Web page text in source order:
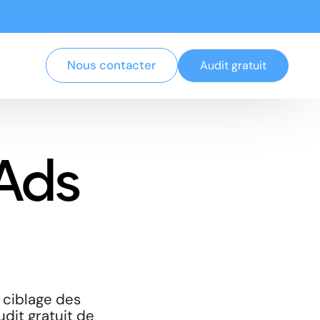
Nous contacter Audit gratuit
ciblage des
gratuit de